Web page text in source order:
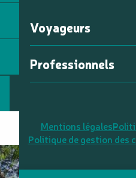
Voyageurs
Professionnels
Mentions légales
Politique de gestion des